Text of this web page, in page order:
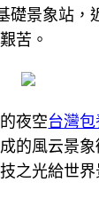
景象站，
苦。
夜空台灣
的風云景
之光給世